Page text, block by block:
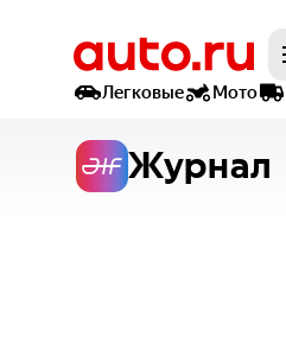
Легковые
Мото
Журнал